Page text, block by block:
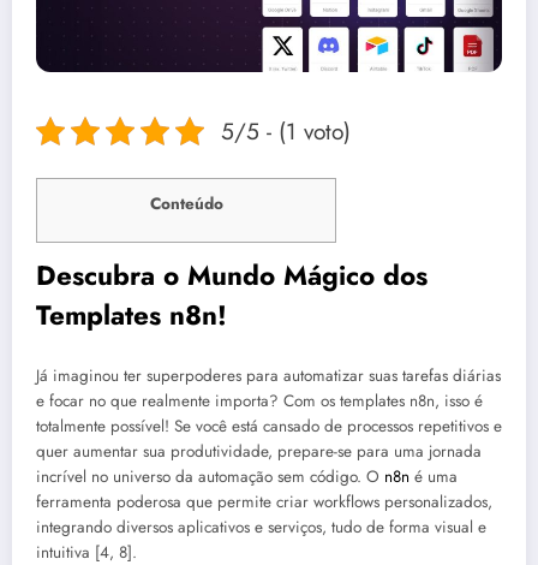
5/5 - (1 voto)
Conteúdo
Descubra o Mundo Mágico dos
Templates n8n!
Já imaginou ter superpoderes para automatizar suas tarefas diárias
e focar no que realmente importa? Com os templates n8n, isso é
totalmente possível! Se você está cansado de processos repetitivos e
quer aumentar sua produtividade, prepare-se para uma jornada
incrível no universo da automação sem código. O n8n é uma
ferramenta poderosa que permite criar workflows personalizados,
integrando diversos aplicativos e serviços, tudo de forma visual e
intuitiva [4, 8].